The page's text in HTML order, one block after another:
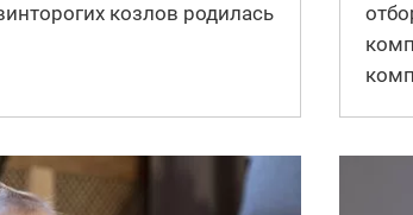
козлов родилась